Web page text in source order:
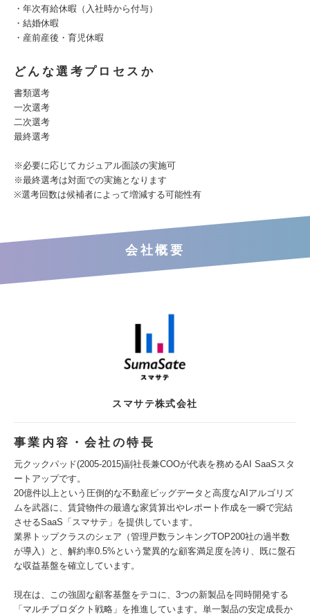
・年次有給休暇（入社時から付与）
・結婚休暇
・産前産後・育児休暇
どんな選考プロセスか
書類選考
一次選考
二次選考
最終選考
※必要に応じてカジュアル面談の実施可
※最終選考は対面での実施となります
※選考回数は候補者によって増減する可能性有
会社概要
スマサテ株式会社
事業内容・会社の特長
元クックパッド(2005-2015)副社長兼COOが代表を務めるAI SaaSスタ
ートアップです。
20億件以上という圧倒的な不動産ビッグデータと高度なAIアルゴリズ
ムを武器に、賃貸物件の最適な家賃算出やレポート作成を一瞬で完結
させるSaaS「スマサテ」を提供しています。
業界トップクラスのシェア（管理戸数ランキングTOP200社の過半数
が導入）と、解約率0.5%という驚異的な顧客満足度を誇り、既に盤石
な収益基盤を確立しています。
現在は、この強固な顧客基盤をテコに、3つの新製品を同時開発する
「マルチプロダクト戦略」を推進しています。単一製品の安定成長か